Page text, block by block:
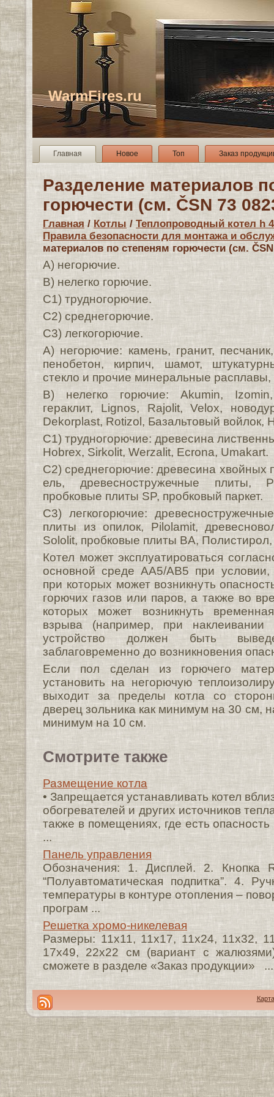
WarmFires.ru
Главная Новое Топ Заказ
Разделение материалов
горючести (см. ČSN 73
Главная / Котлы / Теплопроводный котел h
Правила безопасности для монтажа и
материалов по степеням горючести (см.
A) негорючие.
B) нелегко горючие.
C1) трудногорючие.
C2) среднегорючие.
C3) легкогорючие.
A) негорючие: камень, гранит,
пенобетон, кирпич, шамот,
стекло и прочие минеральные
B) нелегко горючие: Akumin,
гераклит, Lignos, Rajolit, Velox,
Dekorplast, Rotizol, Базальтовый войлок,
C1) трудногорючие: древесина
Hobrex, Sirkolit, Werzalit, Ecrona, Umakart.
C2) среднегорючие: древесина хвойных
ель, древесностружечные плиты,
пробковые плиты SP, пробковый паркет.
C3) легкогорючие:
плиты из опилок, Pilolamit,
Sololit, пробковые плиты BA,
Котел может эксплуатироваться
основной среде AA5/AB5 при условии,
при которых может возникнуть
горючих газов или паров, а также во
которых может возникнуть
взрыва (например, при
устройство должен быть
заблаговременно до возникновения
Если пол сделан из горючего
установить на негорючую
выходит за пределы котла со
дверец зольника как минимум на 30 см,
минимум на 10 см.
Смотрите также
Размещение котла
• Запрещается устанавливать котел
обогревателей и других источников
также в помещениях, где есть
...
Панель управления
Обозначения: 1. Дисплей. 2. Кнопка
“Полуавтоматическая подпитка”. 4.
температуры в контуре отопления –
програм ...
Решетка хромо-никелевая
Размеры: 11x11, 11x17, 11x24, 11x32,
17x49, 22x22 см (вариант с
сможете в разделе «Заказ продукции» ...